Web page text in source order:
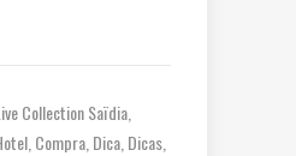
Collection Saïdia
Compra Dica Dicas